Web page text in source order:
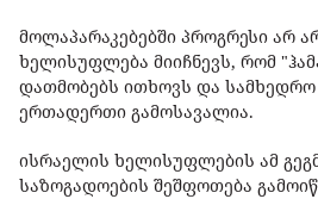
მოლაპარაკებებში პროგრესი არ
ხელისუფლება მიიჩნევს, რომ
დათმობებს ითხოვს და
ერთადერთი გამოსავალია.
ისრაელის ხელისუფლების ამ
საზოგადოების შეშფოთება